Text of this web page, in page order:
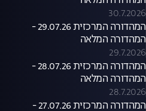
30.7.2026
המהדורה המרכזית 29.07.26 -
המהדורה המלאה
29.7.2026
המהדורה המרכזית 28.07.26 -
המהדורה המלאה
28.7.2026
המהדורה המרכזית 27.07.26 -